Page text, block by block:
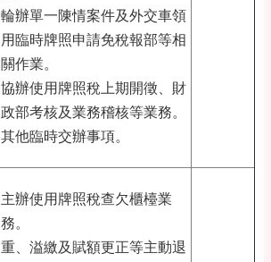
輪辦單一陳情案件及外交車領
用臨時牌照申請免稅報部等相
關作業。
協辦使用牌照稅上期開徵、財
政部考核及業務稽核等業務。
其他臨時交辦事項。
主辦使用牌照稅查欠櫃檯業
務。
重、溢繳及賦額更正等主動退